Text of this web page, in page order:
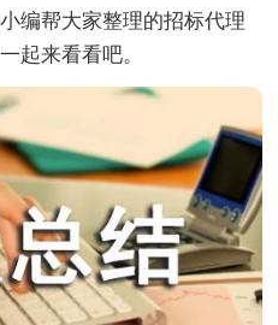
编帮大家整理的招标代理
起来看看吧。